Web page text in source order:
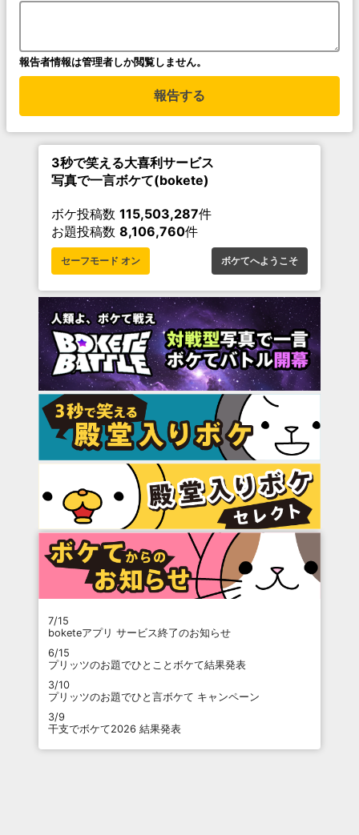
報告者情報は管理者しか閲覧しません。
報告する
3秒で笑える大喜利サービス
写真で一言ボケて(bokete)
ボケ投稿数 115,503,287件
お題投稿数 8,106,760件
セーフモード オン ボケてへようこそ
7/15
boketeアプリ サービス終了のお知らせ
6/15
プリッツのお題でひとことボケて結果発表
3/10
プリッツのお題でひと言ボケて キャンペーン
3/9
干支でボケて2026 結果発表